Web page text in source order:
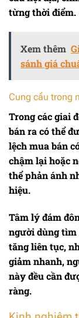
từng thời điểm.
Xem thêm
sánh giá
Cung cầu trong
Trong các giai
bán ra có thể
lệch mua bán
chậm lại hoặc
thể phản ánh
hiệu.
Tâm lý đám
người dùng
tăng liên tục,
giảm nhanh,
này đều cần
ràng.